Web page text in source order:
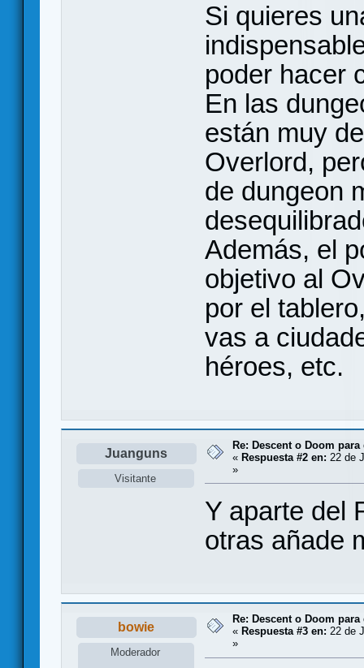
Si quieres
poder hacer
En las
están muy
Overlord,
de dungeon
Además, el
objetivo al
por el
vas a
héroes, etc.
Juanguns
Visitante
Re: Descent o Doom
« Respuesta #2 en: 22 de
»
Y aparte del
otras añade
bowie
Moderador
Re: Descent o Doom
« Respuesta #3 en: 22 de
»